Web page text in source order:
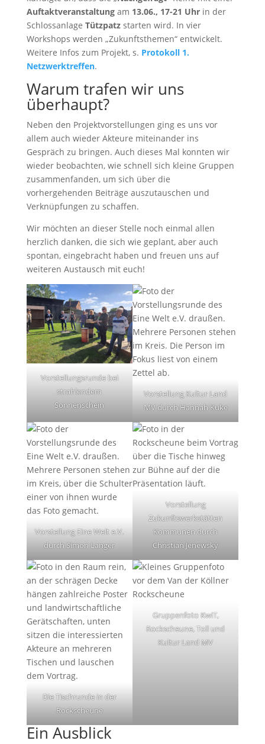
Auftaktveranstaltung am 13.06., 17-21 Uhrin der
Schlossanlage Tützpatzstarten wird. In vier
Workshops werden „Zukunftsthemen“ entwickelt.
Weitere Infos zum Projekt, s. Protokoll 1.
Netzwerktreffen.
Warum trafen wir uns
überhaupt?
Neben den Projektvorstellungen ging es uns vor
allem auch wieder Akteure miteinander ins
Gespräch zu bringen. Auch dieses Mal konnten wir
wieder beobachten, wie schnell sich kleine Gruppen
zusammenfanden, um sich über die
vorhergehenden Beiträge auszutauschen und
Verknüpfungen zu schaffen.
Wir möchten an dieser Stelle noch einmal allen
herzlich danken, die sich wie geplant, aber auch
spontan, eingebracht haben und freuen uns auf
weiteren Austausch mit euch!
Vorstellungsrunde bei
strahlendem
Sonnenschein
Vorstellung Kultur Land
MV durch Hannah Kuke
Vorstellung Eine Welt e.V.
durch Simon Langer
Vorstellung
Zukunftswerkstätten
Kommunen durch
Christian Jenewsky
Die Tischrunde in der
Rockscheune
Gruppenfoto KwiT,
Rockscheune, Toll und
Kultur Land MV
Ein Ausblick